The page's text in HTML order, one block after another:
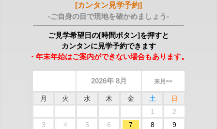
[カンタン見学予約]
-ご自身の目で現地を確かめましょう-
ご見学希望日の[時間ボタン]を押すと
カンタンに見学予約できます
・年末年始はご案内ができない場合もあります。
2026年 8月 来月>>
月 火 水 木 金 土
日
1
2
3
4 5 6 7 8 9